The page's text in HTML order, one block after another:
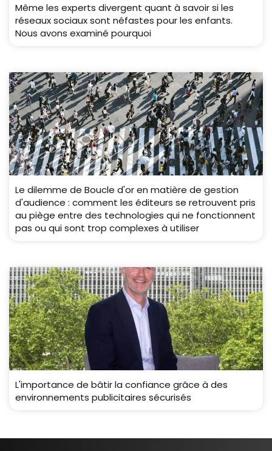
Même les experts divergent quant à savoir si les
réseaux sociaux sont néfastes pour les enfants.
Nous avons examiné pourquoi
Le dilemme de Boucle d'or en matière de gestion
d'audience : comment les éditeurs se retrouvent pris
au piège entre des technologies qui ne fonctionnent
pas ou qui sont trop complexes à utiliser
L'importance de bâtir la confiance grâce à des
environnements publicitaires sécurisés